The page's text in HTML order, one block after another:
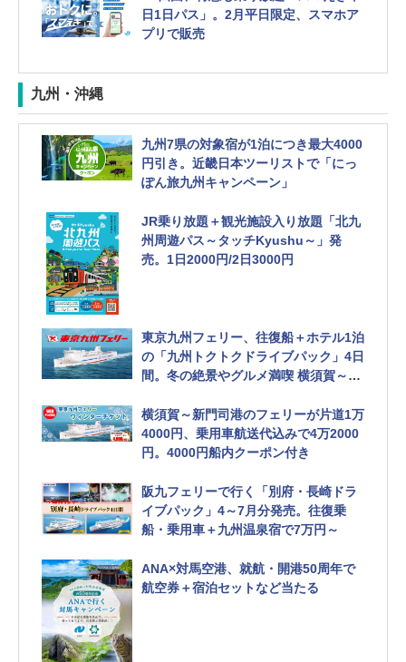
日1日パス」。2月平日限定、スマホア
プリで販売
九州・沖縄
九州7県の対象宿が1泊につき最大4000
円引き。近畿日本ツーリストで「にっ
ぽん旅九州キャンペーン」
JR乗り放題＋観光施設入り放題「北九
州周遊パス～タッチKyushu～」発
売。1日2000円/2日3000円
東京九州フェリー、往復船＋ホテル1泊
の「九州トクトクドライブパック」4日
間。冬の絶景やグルメ満喫 横須賀～新
横須賀～新門司港のフェリーが片道1万
4000円、乗用車航送代込みで4万2000
円。4000円船内クーポン付き
阪九フェリーで行く「別府・長崎ドラ
イブパック」4～7月分発売。往復乗
船・乗用車＋九州温泉宿で7万円～
ANA×対馬空港、就航・開港50周年で
航空券＋宿泊セットなど当たる